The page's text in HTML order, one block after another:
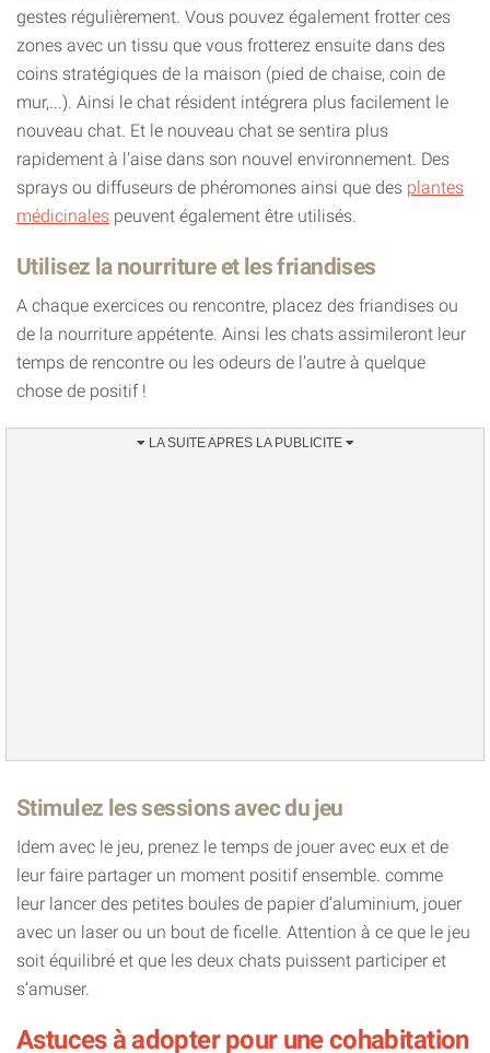
gestes régulièrement. Vous pouvez également frotter ces
zones avec un tissu que vous frotterez ensuite dans des
coins stratégiques de la maison (pied de chaise, coin de
mur,...). Ainsi le chat résident intégrera plus facilement le
nouveau chat. Et le nouveau chat se sentira plus
rapidement à l'aise dans son nouvel environnement. Des
sprays ou diffuseurs de phéromones ainsi que des plantes
médicinales peuvent également être utilisés.
Utilisez la nourriture et les friandises
A chaque exercices ou rencontre, placez des friandises ou
de la nourriture appétente. Ainsi les chats assimileront leur
temps de rencontre ou les odeurs de l'autre à quelque
chose de positif !
Stimulez les sessions avec du jeu
Idem avec le jeu, prenez le temps de jouer avec eux et de
leur faire partager un moment positif ensemble. comme
leur lancer des petites boules de papier d’aluminium, jouer
avec un laser ou un bout de ficelle. Attention à ce que le jeu
soit équilibré et que les deux chats puissent participer et
s’amuser.
Astuces à adopter pour une cohabitation